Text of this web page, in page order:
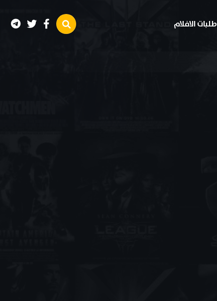
طلبات الافلام